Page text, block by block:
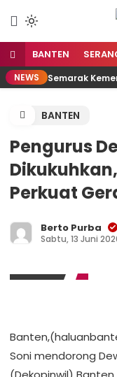
konten
BANTEN
NEWS Semarak
BANTEN
Pengurus
Perkuat
Berto Purba
Sabtu, 13 Juni
Soni mendorong